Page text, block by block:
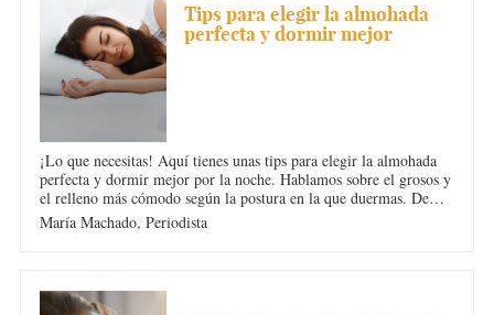
Tips para elegir la almohada
perfecta y dormir mejor
¡Lo que necesitas! Aquí tienes unas tips para elegir la almohada
perfecta y dormir mejor por la noche. Hablamos sobre el grosos y
el relleno más cómodo según la postura en la que duermas. De
esta forma, evitarás tener dolor de cuello o dolor de espalda cada
mañana por no haber dormido bien.
María Machado,Periodista